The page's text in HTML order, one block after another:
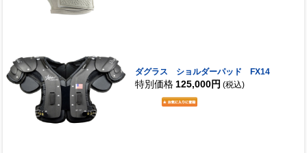
ダグラス ショルダーパッド FX14
特別価格 125,000円 (税込)